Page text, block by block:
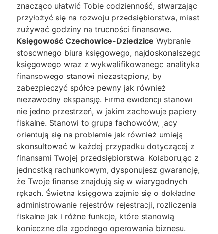
znacząco ułatwić Tobie codzienność, stwarzając
przyłożyć się na rozwoju przedsiębiorstwa, miast
zużywać godziny na trudności finansowe.
Księgowość Czechowice-Dziedzice Wybranie
stosownego biura księgowego, najdoskonalszego
księgowego wraz z wykwalifikowanego analityka
finansowego stanowi niezastąpiony, by
zabezpieczyć spółce pewny jak również
niezawodny ekspansję. Firma ewidencji stanowi
nie jedno przestrzeń, w jakim zachowuje papiery
fiskalne. Stanowi to grupa fachowców, jacy
orientują się na problemie jak również umieją
skonsultować w każdej przypadku dotyczącej z
finansami Twojej przedsiębiorstwa. Kolaborując z
jednostką rachunkowym, dysponujesz gwarancję,
że Twoje finanse znajdują się w wiarygodnych
rękach. Świetna księgowa zajmie się o dokładne
administrowanie rejestrów rejestracji, rozliczenia
fiskalne jak i różne funkcje, które stanowią
konieczne dla zgodnego operowania biznesu.